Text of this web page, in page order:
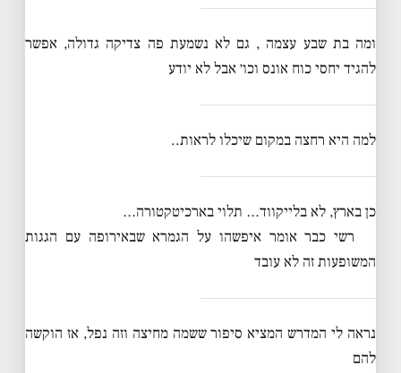
ומה בת שבע עצמה , גם לא נשמעת פה צדיקה גדולה, אפשר
להגיד יחסי כוח אונס וכו׳ אבל לא יודע
למה היא רחצה במקום שיכלו לראות..
כן בארץ, לא בלייקווד… תלוי בארכיטקטורה…
רשי כבר אומר איפשהו על הגמרא שבאירופה עם הגגות
המשופעות זה לא עובד
נראה לי המדרש המציא סיפור ששמה מחיצה וזה נפל, אז הוקשה
להם